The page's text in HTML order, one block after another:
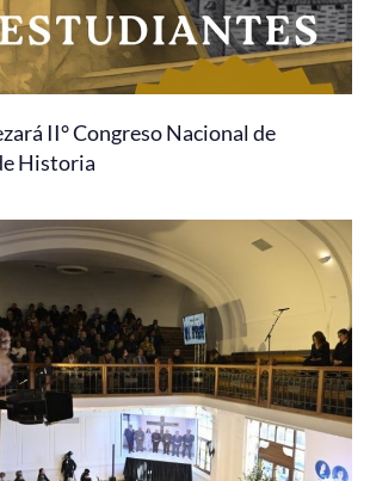
II° Congreso Nacional de
Historia